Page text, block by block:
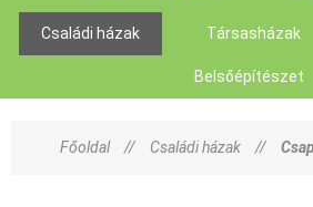
Családi házak Társasházak
Belsőépítészet
Főoldal // Családi házak //